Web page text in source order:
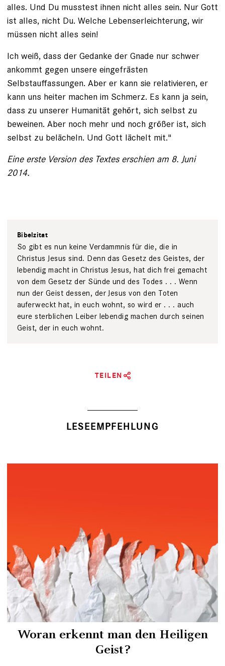
alles. Und Du musstest ihnen nicht alles sein. Nur Gott
ist alles, nicht Du. Welche Lebenserleichterung, wir
müssen nicht alles sein!
Ich weiß, dass der Gedanke der Gnade nur schwer
ankommt gegen unsere eingefrästen
Selbstauffassungen. Aber er kann sie relativieren, er
kann uns heiter machen im Schmerz. Es kann ja sein,
dass zu unserer Humanität gehört, sich selbst zu
beweinen. Aber noch mehr und noch größer ist, sich
selbst zu belächeln. Und Gott lächelt mit."
Eine erste Version des Textes erschien am 8. Juni
2014.
Bibelzitat
So gibt es nun keine Verdammnis für die, die in
Christus Jesus sind. Denn das Gesetz des Geistes, der
lebendig macht in Christus Jesus, hat dich frei gemacht
von dem Gesetz der Sünde und des Todes . . . Wenn
nun der Geist dessen, der Jesus von den Toten
auferweckt hat, in euch wohnt, so wird er . . . auch
eure sterblichen Leiber lebendig machen durch seinen
Geist, der in euch wohnt.
TEILEN
LESEEMPFEHLUNG
Woran erkennt man den Heiligen
Geist?